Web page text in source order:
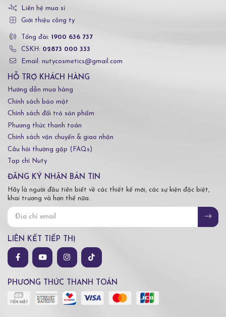
Liên hệ mua sỉ
Giới thiệu công ty
Tổng đài: 1900 636 737
CSKH: 02873 000 333
Email: nutycosmetics@gmail.com
HỖ TRỢ KHÁCH HÀNG
Hướng dẫn mua hàng
Chính sách bảo mật
Chính sách đổi trả sản phẩm
Phương thức thanh toán
Chính sách vận chuyển & giao nhận
Câu hỏi thường gặp (FAQs)
Tạp chí Nuty
ĐĂNG KÝ NHẬN BẢN TIN
Hãy là người đầu tiên biết về các thiết kế mới, các sự kiện đặc biệt,
khai trương và hơn thế nữa.
LIÊN KẾT TIẾP THỊ
PHƯƠNG THỨC THANH TOÁN